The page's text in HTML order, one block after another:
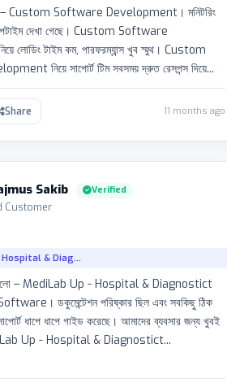
– Custom Software Development। মনিটরিং
দেখা গেছে। Custom Software
লোডিং টাইম কম, পারফরম্যান্স খুব স্মুথ। Custom
নিয়ে সাপোর্ট টিম সবসময় দ্রুত রেসপন্স দিয়ে...
Share 11 months ago
Sakib Verified
Customer
& Diag...
ভালো – MediLab Up - Hospital & Diagnostict
ডকুমেন্টেশন পরিষ্কার ছিল এবং সবকিছু ঠিক
ধাপে ধাপে গাইড করেছে। আমাদের ব্যবসার জন্য খুবই
Up - Hospital & Diagnostict...